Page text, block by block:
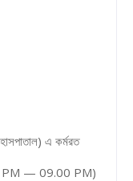
এ কর্মরত
PM — 09.00 PM)